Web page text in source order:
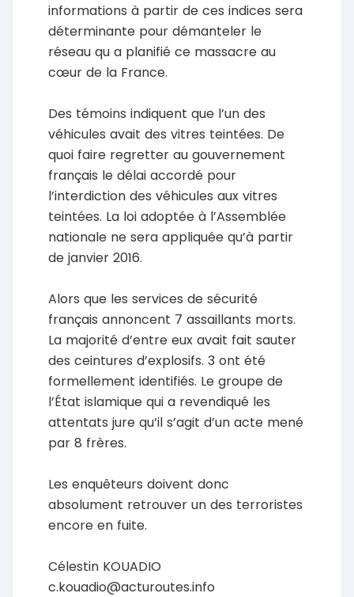
informations à partir de ces indices sera
déterminante pour démanteler le
réseau qu a planifié ce massacre au
cœur de la France.
Des témoins indiquent que l’un des
véhicules avait des vitres teintées. De
quoi faire regretter au gouvernement
français le délai accordé pour
l’interdiction des véhicules aux vitres
teintées. La loi adoptée à l’Assemblée
nationale ne sera appliquée qu’à partir
de janvier 2016.
Alors que les services de sécurité
français annoncent 7 assaillants morts.
La majorité d’entre eux avait fait sauter
des ceintures d’explosifs. 3 ont été
formellement identifiés. Le groupe de
l’État islamique qui a revendiqué les
attentats jure qu’il s’agit d’un acte mené
par 8 frères.
Les enquêteurs doivent donc
absolument retrouver un des terroristes
encore en fuite.
Célestin KOUADIO
c.kouadio@acturoutes.info